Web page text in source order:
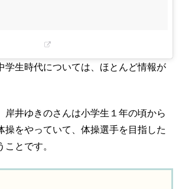
学生時代については、ほとんど情報が
岸井ゆきのさんは小学生１年の頃から
操をやっていて、体操選手を目指した
とです。